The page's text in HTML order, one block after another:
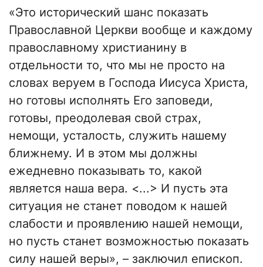
«Это исторический шанс показать
Православной Церкви вообще и каждому
православному христианину в
отдельности то, что мы не просто на
словах веруем в Господа Иисуса Христа,
но готовы исполнять Его заповеди,
готовы, преодолевая свой страх,
немощи, усталость, служить нашему
ближнему. И в этом мы должны
ежедневно показывать то, какой
является наша вера. <...> И пусть эта
ситуация не станет поводом к нашей
слабости и проявлению нашей немощи,
но пусть станет возможностью показать
силу нашей веры», – заключил епископ.